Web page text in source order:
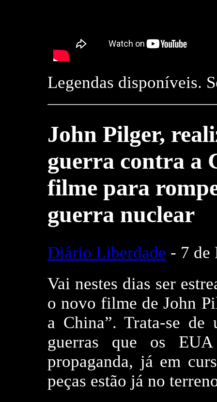
Legendas disponíveis.
John Pilger,
guerra contra a
filme para
guerra nuclear
Diário Liberdade - 7 de
Vai nestes dias ser
o novo filme de John
a China”. Trata-se de
guerras que os
propaganda, já em
peças estão já no